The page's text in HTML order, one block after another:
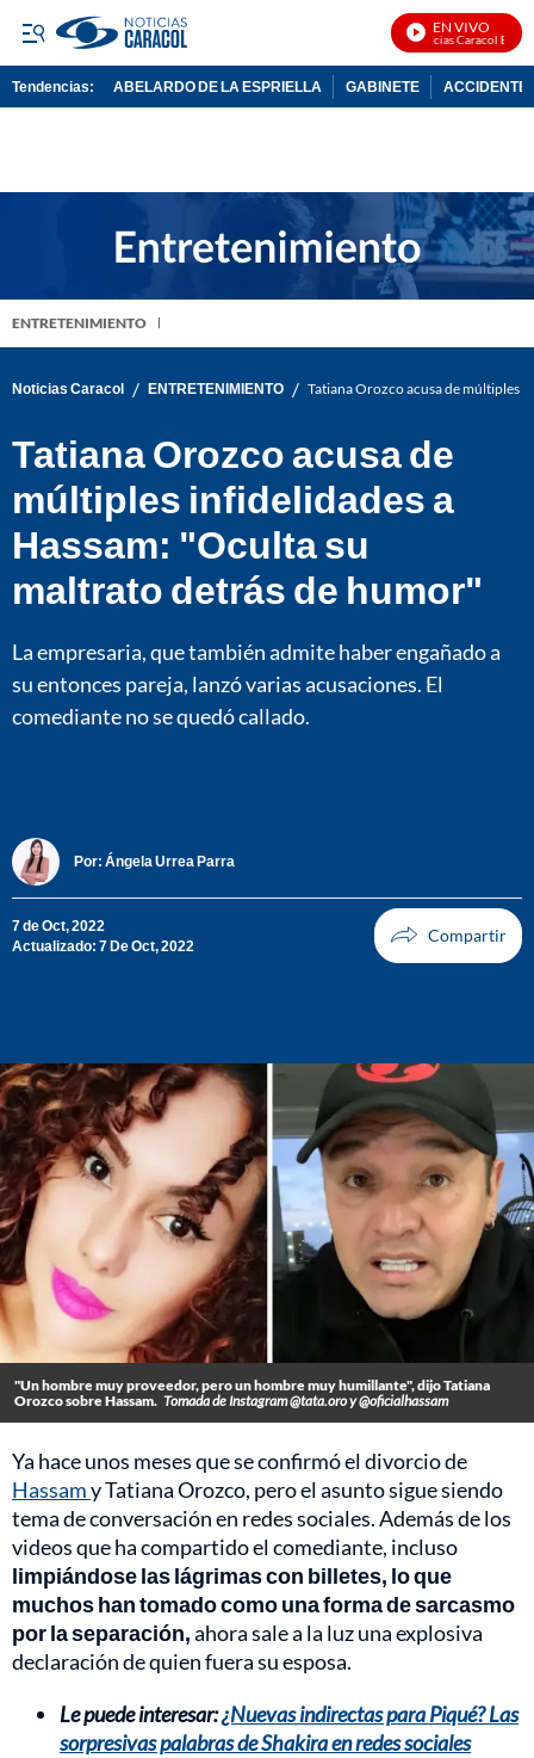
EN VIVO
Noticias Caracol En Vivo
Tendencias: ABELARDO DE LA ESPRIELLA GABINETE ACCIDENTE
ENTRETENIMIENTO
Noticias Caracol / ENTRETENIMIENTO / Tatiana Orozco acusa de múltiples
Tatiana Orozco acusa de
múltiples infidelidades a
Hassam: "Oculta su
maltrato detrás de humor"
La empresaria, que también admite haber engañado a
su entonces pareja, lanzó varias acusaciones. El
comediante no se quedó callado.
Por: Ángela Urrea Parra
7 de Oct, 2022
Actualizado: 7 De Oct, 2022
"Un hombre muy proveedor, pero un hombre muy humillante", dijo Tatiana
Orozco sobre Hassam. Tomada de Instagram @tata.oro y @oficialhassam
Ya hace unos meses que se confirmó el divorcio de
Hassamy Tatiana Orozco, pero el asunto sigue siendo
tema de conversación en redes sociales. Además de los
videos que ha compartido el comediante, incluso
limpiándose las lágrimas con billetes, lo que
muchos han tomado como una forma de sarcasmo
por la separación,ahora sale a la luz una explosiva
declaración de quien fuera su esposa.
Le puede interesar:¿Nuevas indirectas para Piqué? Las
sorpresivas palabras de Shakira en redes sociales